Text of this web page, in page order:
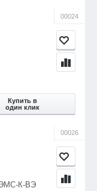
00024
Купить в
один клик
00026
ЭМС-К-ВЭ